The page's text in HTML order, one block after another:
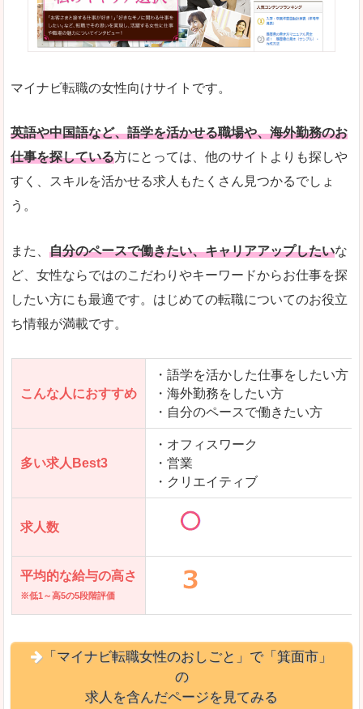
TOPページからこだわりや条件などをクイックに
はじめての転職や、転職活動において不安や心配
自分でうまく仕事を探せなくても、会員登録をす
人気度 「エン転職」全体として、会員数がとても多い印
多少検索しづらいのですが、掲載情報はパッと目
「エン転職ウーマン」で「箕面市」の
マイナビ転職の女性向けサイトです。
英語や中国語など、語学を活かせる職場や、海外勤務のお
仕事を探している方にとっては、他のサイトよりも探しや
すく、スキルを活かせる求人もたくさん見つかるでしょ
う。
また、 自分のペースで働きたい、キャリアアップしたいな
ど、女性ならではのこだわりやキーワードからお仕事を探
したい方にも最適です。はじめての転職についてのお役立
ち情報が満載です。
こんな人におすすめ
・語学を活かした仕事をしたい方
・海外勤務をしたい方
・自分のペースで働きたい方
多い求人Best3
・オフィスワーク
・営業
・クリエイティブ
求人数
平均的な給与の高さ
※低1～高5の5段階評価
「マイナビ転職女性のおしごと」で「箕面市」
の
求人を含んだページを見てみる